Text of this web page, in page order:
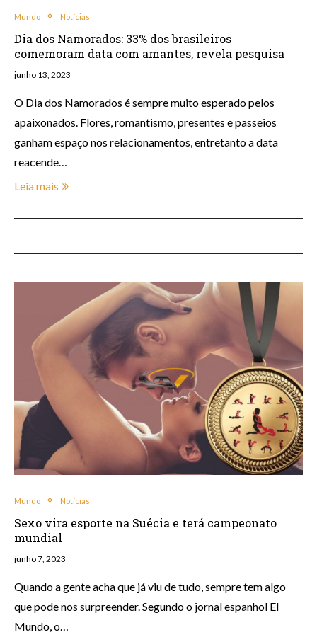
Mundo Notícias
Dia dos Namorados: 33% dos brasileiros
comemoram data com amantes, revela pesquisa
junho 13, 2023
O Dia dos Namorados é sempre muito esperado pelos
apaixonados. Flores, romantismo, presentes e passeios
ganham espaço nos relacionamentos, entretanto a data
reacende…
Leia mais
Mundo Notícias
Sexo vira esporte na Suécia e terá campeonato
mundial
junho 7, 2023
Quando a gente acha que já viu de tudo, sempre tem algo
que pode nos surpreender. Segundo o jornal espanhol El
Mundo, o…